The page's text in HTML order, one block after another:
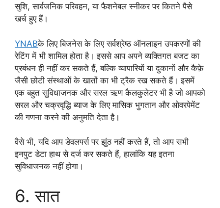
सुशि, सार्वजनिक परिवहन, या फैशनेबल स्नीकर पर कितने पैसे
खर्च हुए हैं।
YNABके लिए बिजनेस के लिए सर्वश्रेष्ठ ऑनलाइन उपकरणों की
रेटिंग में भी शामिल होता है। इससे आप अपने व्यक्तिगत बजट का
प्रबंधन ही नहीं कर सकते हैं, बल्कि व्यापारियों या दुकानों और कैफ़े
जैसी छोटी संस्थाओं के खातों का भी ट्रैक रख सकते हैं। इसमें
एक बहुत सुविधाजनक और सरल ऋण कैलकुलेटर भी है जो आपको
सरल और चक्रवृद्धि ब्याज के लिए मासिक भुगतान और ओवरपेमेंट
की गणना करने की अनुमति देता है।
वैसे भी, यदि आप डेवलपर्स पर झुंठ नहीं करते हैं, तो आप सभी
इनपुट डेटा हाथ से दर्ज कर सकते हैं, हालांकि यह इतना
सुविधाजनक नहीं होगा।
6. सात